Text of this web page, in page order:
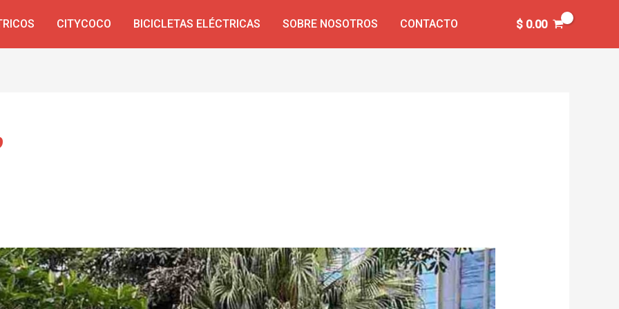
CITYCOCO BICICLETAS ELÉCTRICAS SOBRE NOSOTROS CONTACTO $0.00